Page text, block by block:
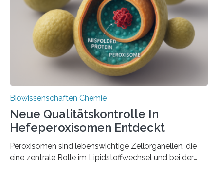
Biowissenschaften Chemie
Neue Qualitätskontrolle In
Hefeperoxisomen Entdeckt
Peroxisomen sind lebenswichtige Zellorganellen, die
eine zentrale Rolle im Lipidstoffwechsel und bei der